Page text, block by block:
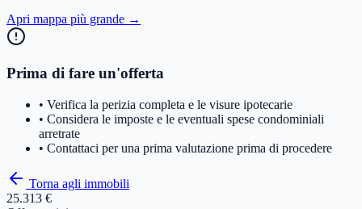
Apri mappa più grande →
Prima di fare un'offerta
• Verifica la perizia completa e le visure ipotecarie
• Considera le imposte e le eventuali spese condominiali
arretrate
• Contattaci per una prima valutazione prima di procedere
Torna agli immobili
25.313 €